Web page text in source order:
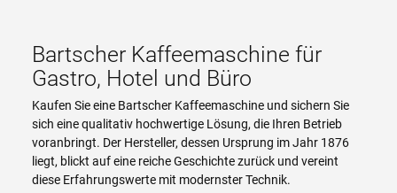
Bartscher Kaffeemaschine für
Gastro, Hotel und Büro
Kaufen Sie eine Bartscher Kaffeemaschine und sichern Sie
sich eine qualitativ hochwertige Lösung, die Ihren Betrieb
voranbringt. Der Hersteller, dessen Ursprung im Jahr 1876
liegt, blickt auf eine reiche Geschichte zurück und vereint
diese Erfahrungswerte mit modernster Technik.